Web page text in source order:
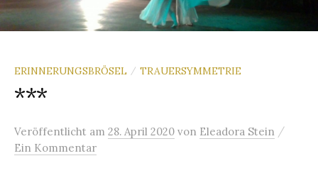
ERINNERUNGSBRÖSEL / TRAUERSYMMETRIE
***
Veröffentlicht am 28. April 2020 von Eleadora Stein /
Ein Kommentar